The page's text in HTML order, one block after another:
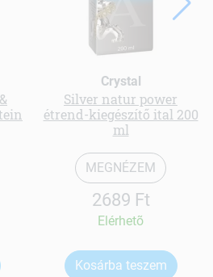
Crystal
Silver natur power
étrend-kiegészítő ital 200
ml
MEGNÉZEM
2689 Ft
Elérhetõ
Kosárba teszem